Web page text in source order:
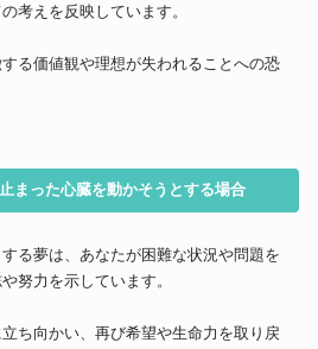
考えを反映しています。
る価値観や理想が失われることへの恐
まった心臓を動かそうとする場合
る夢は、あなたが困難な状況や問題を
努力を示しています。
ち向かい、再び希望や生命力を取り戻